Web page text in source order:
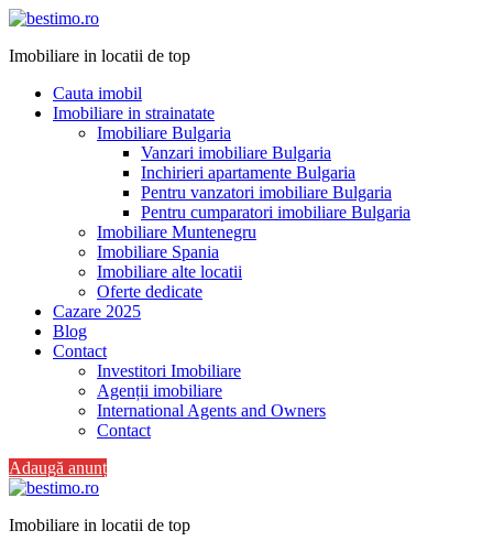
Imobiliare in locatii de top
Cauta imobil
Imobiliare in strainatate
Imobiliare Bulgaria
Vanzari imobiliare Bulgaria
Inchirieri apartamente Bulgaria
Pentru vanzatori imobiliare Bulgaria
Pentru cumparatori imobiliare Bulgaria
Imobiliare Muntenegru
Imobiliare Spania
Imobiliare alte locatii
Oferte dedicate
Cazare 2025
Blog
Contact
Investitori Imobiliare
Agenții imobiliare
International Agents and Owners
Contact
Adaugă anunț
Imobiliare in locatii de top